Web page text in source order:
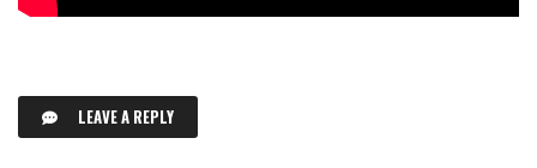
LEAVE A REPLY